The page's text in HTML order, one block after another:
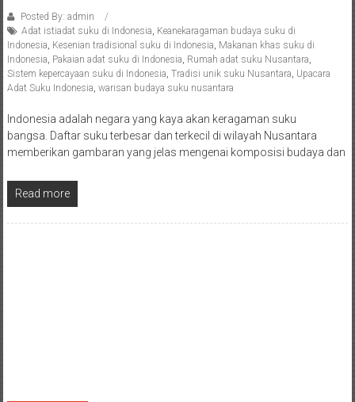
Posted By: admin
Adat istiadat suku di Indonesia, Keanekaragaman budaya suku di
Indonesia, Kesenian tradisional suku di Indonesia, Makanan khas suku di
Indonesia, Pakaian adat suku di Indonesia, Rumah adat suku Nusantara,
Sistem kepercayaan suku di Indonesia, Tradisi unik suku Nusantara, Upacara
Adat Suku Indonesia, warisan budaya suku nusantara
Indonesia adalah negara yang kaya akan keragaman suku
bangsa. Daftar suku terbesar dan terkecil di wilayah Nusantara
memberikan gambaran yang jelas mengenai komposisi budaya dan
Read more